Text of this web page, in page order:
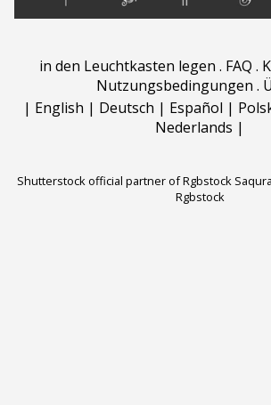
in den Leuchtkasten legen . FAQ .
Nutzungsbedingungen .
| English | Deutsch | Español |
Nederlands |
Shutterstock official partner of Rgbstock
Rgbstock